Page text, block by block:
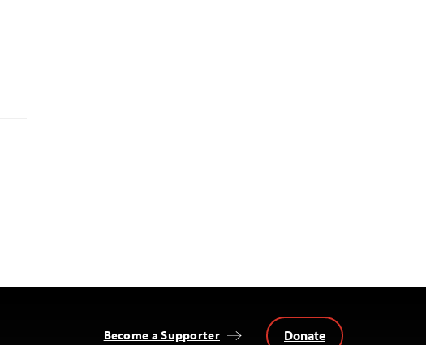
Become a Supporter Donate